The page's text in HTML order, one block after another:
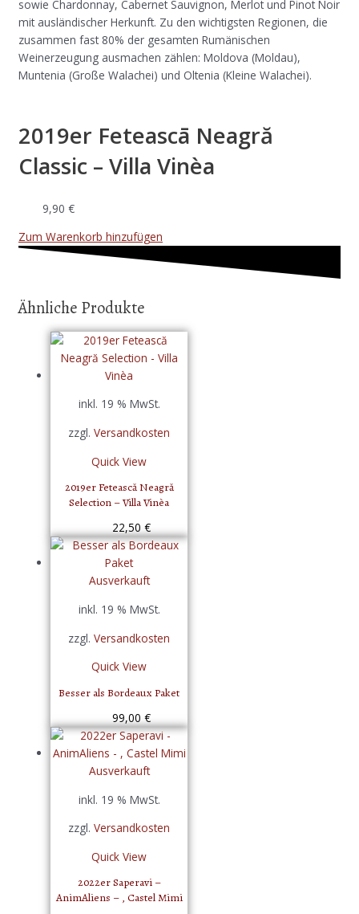
sowie Chardonnay, Cabernet Sauvignon, Merlot und Pinot Noir
mit ausländischer Herkunft. Zu den wichtigsten Regionen, die
zusammen fast 80% der gesamten Rumänischen
Weinerzeugung ausmachen zählen: Moldova (Moldau),
Muntenia (Große Walachei) und Oltenia (Kleine Walachei).
2019er Feteascā Neagră
Classic – Villa Vinèa
9,90 €
Zum Warenkorb hinzufügen
Ähnliche Produkte
inkl. 19 % MwSt.
zzgl. Versandkosten
Quick View
2019er Fetească Neagră
Selection – Villa Vinèa
22,50 €
Ausverkauft
inkl. 19 % MwSt.
zzgl. Versandkosten
Quick View
Besser als Bordeaux Paket
99,00 €
Ausverkauft
inkl. 19 % MwSt.
zzgl. Versandkosten
Quick View
2022er Saperavi –
AnimAliens – , Castel Mimi